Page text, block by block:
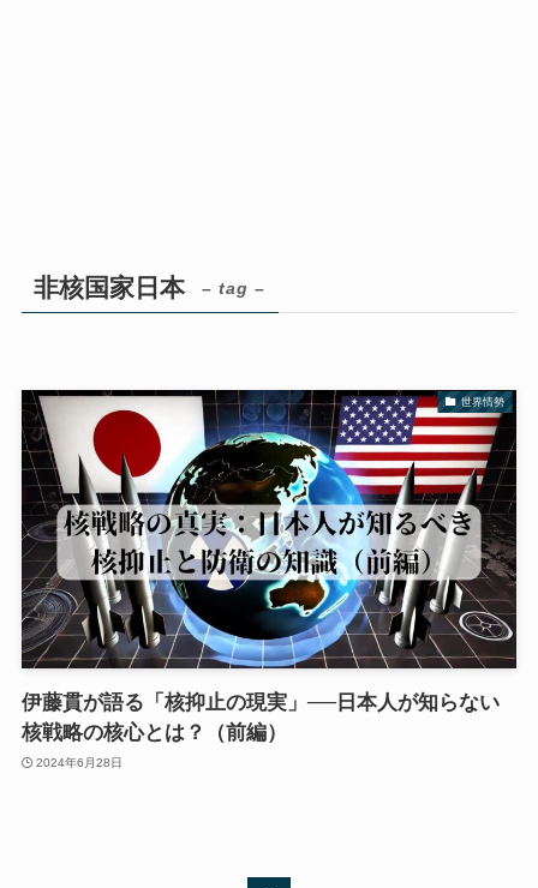
非核国家日本 – tag –
世界情勢
伊藤貫が語る「核抑止の現実」──日本人が知らない
核戦略の核心とは？（前編）
2024年6月28日